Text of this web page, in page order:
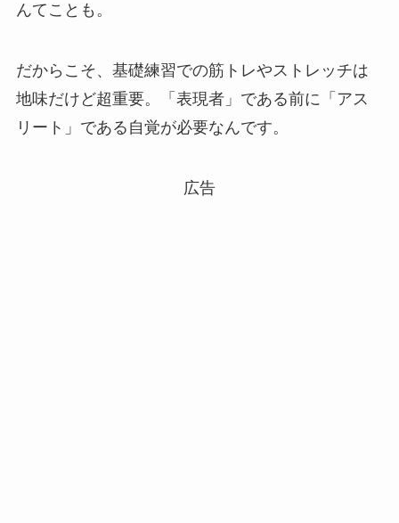
んてことも。
だからこそ、基礎練習での筋トレやストレッチは
地味だけど超重要。「表現者」である前に「アス
リート」である自覚が必要なんです。
広告